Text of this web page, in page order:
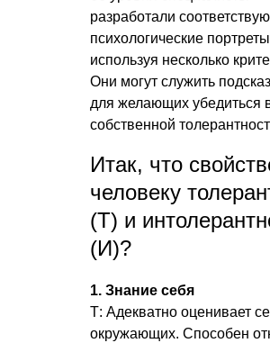
разработали
психологические
используя несколько
Они могут служить
для желающих убедиться
собственной
Итак, что
человеку
(Т) и
(И)?
1. Знание себя
Т: Адекватно оценивает
окружающих. Способен